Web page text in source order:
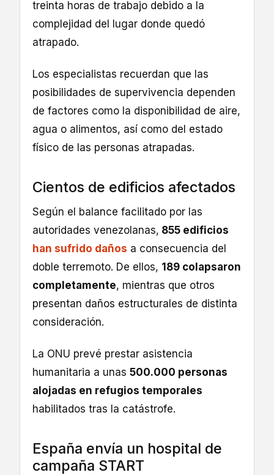
treinta horas de trabajo debido a la
complejidad del lugar donde quedó
atrapado.
Los especialistas recuerdan que las
posibilidades de supervivencia dependen
de factores como la disponibilidad de aire,
agua o alimentos, así como del estado
físico de las personas atrapadas.
Cientos de edificios afectados
Según el balance facilitado por las
autoridades venezolanas, 855 edificios
han sufrido daños a consecuencia del
doble terremoto. De ellos, 189 colapsaron
completamente, mientras que otros
presentan daños estructurales de distinta
consideración.
La ONU prevé prestar asistencia
humanitaria a unas 500.000 personas
alojadas en refugios temporales
habilitados tras la catástrofe.
España envía un hospital de
campaña START